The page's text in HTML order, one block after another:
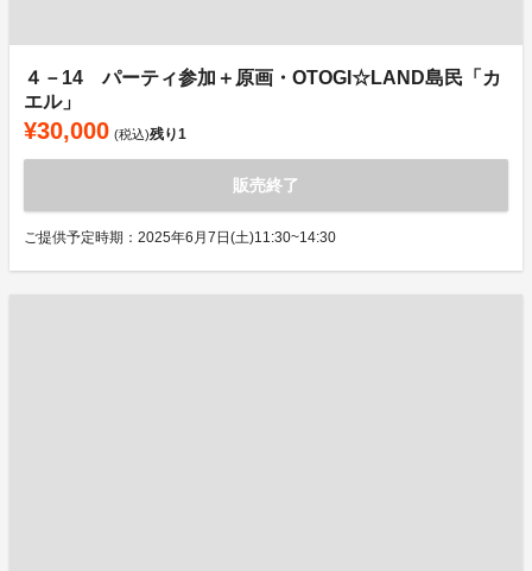
４－14 パーティ参加＋原画・OTOGI☆LAND島民「カ
エル」
¥30,000 (税込)残り1
販売終了
ご提供予定時期：2025年6月7日(土)11:30~14:30